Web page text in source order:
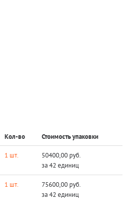
Кол-во Стоимость упаковки
1 шт.
50400,00 руб.
за 42 единиц
1 шт.
75600,00 руб.
за 42 единиц